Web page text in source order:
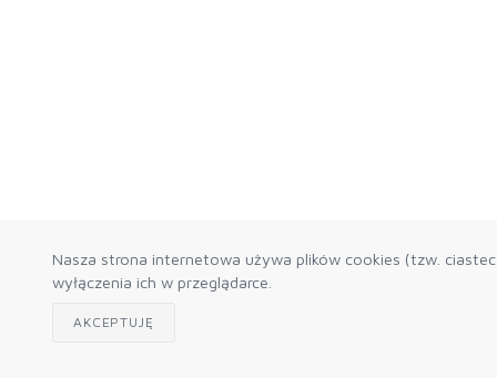
Nasza strona internetowa używa plików cookies (tzw.
wyłączenia ich w przeglądarce.
AKCEPTUJĘ